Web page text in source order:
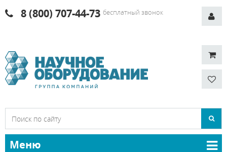
8 (800) 707-44-73 бесплатный звонок
Меню